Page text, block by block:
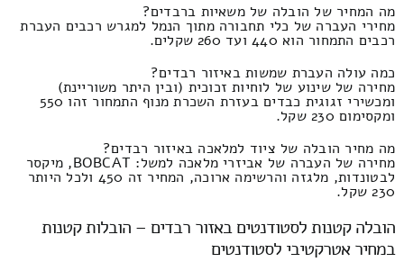
מה המחיר של הובלה של משאיות ברבדים?
מחירי העברה של כלי תחבורה מתוך הנמל למגרש רכבים העברת
רכבים התמחור הוא 440 ועד 260 שקלים.
כמה עולה העברת שמשות באיזור רבדים?
מחירה של שינוע של לוחיות זכוכית (ובין היתר משוריינת)
ומכשירי זגוגית כבדים בעזרת השכרת מנוף התמחור זהו 550
ומקסימום 230 שקל.
מה מחיר הובלה של ציוד למלאכה באיזור רבדים?
מחירה של העברה של אביזרי מלאכה למשל: BOBCAT, מיקסר
לבטונדות, מלגזה והרשימה ארוכה, המחיר זה 450 ולכל היותר
230 שקל.
הובלה קטנות לסטודנטים באזור רבדים – הובלות קטנות
במחיר אטרקטיבי לסטודנטים